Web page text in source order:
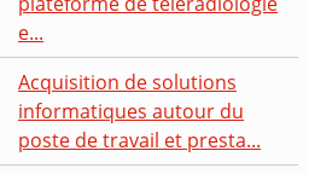
e...
Acquisition de solutions
informatiques autour du
poste de travail et presta...